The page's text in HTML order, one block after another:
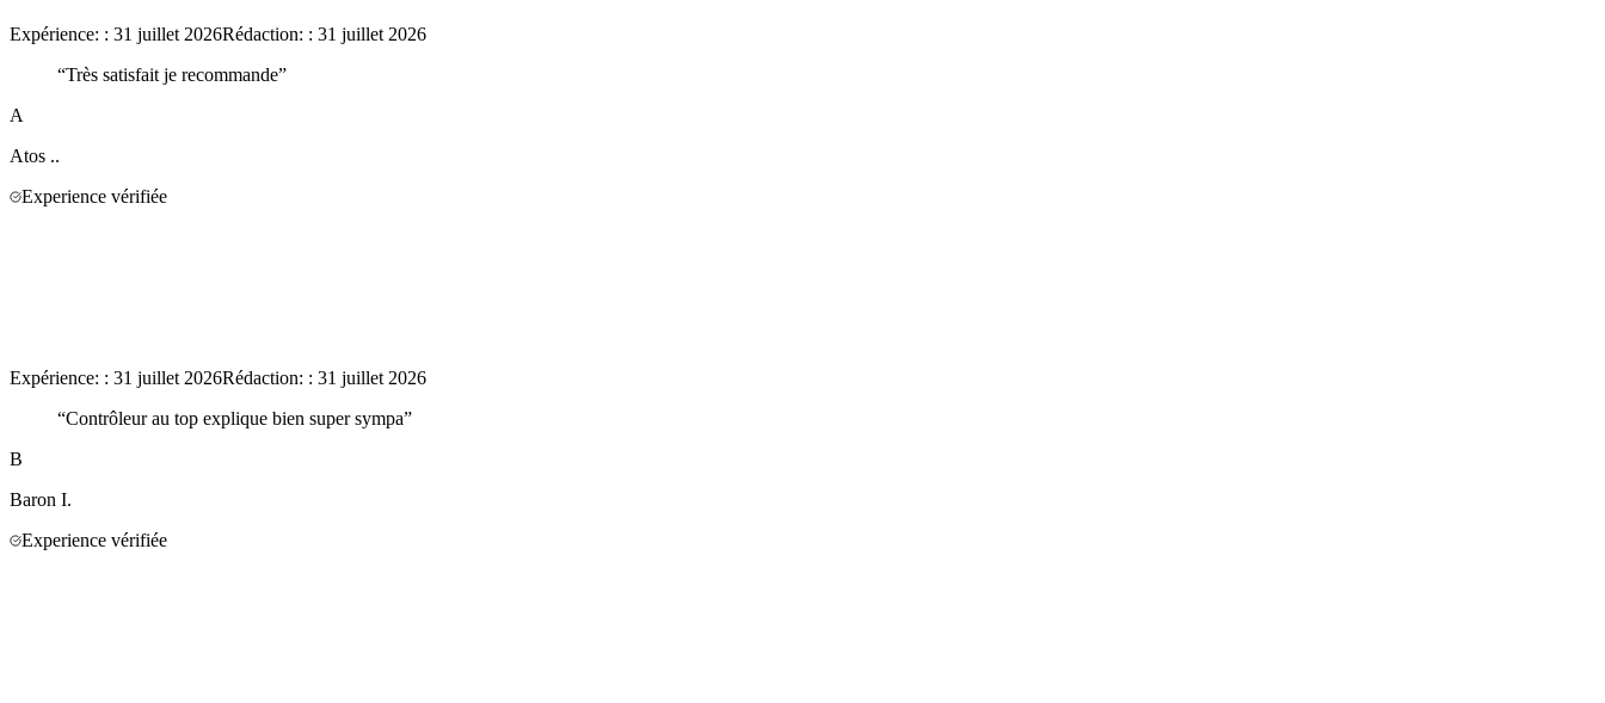
Expérience: : 31 juillet 2026Rédaction: : 31 juillet 2026
“Très satisfait je recommande”
A
Atos ..
Experience vérifiée
Expérience: : 31 juillet 2026Rédaction: : 31 juillet 2026
“Contrôleur au top explique bien super sympa”
B
Baron I.
Experience vérifiée